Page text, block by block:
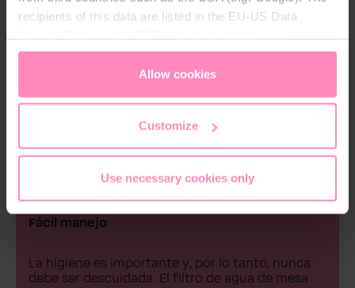
recipients of this data are listed in the EU-US Data
appropriate level of data protection. You canaccept all
only allow necessary cookies
access and change your chosen setting at any time in
Allow cookies
Customize
Use necessary cookies only
Fácil manejo
La higiene es importante y, por lo tanto, nunca
debe ser descuidada. El filtro de agua de mesa